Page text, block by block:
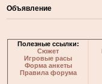
Объявление
Полезные ссылки:
Сюжет
Игровые расы
Форма анкеты
Правила форума